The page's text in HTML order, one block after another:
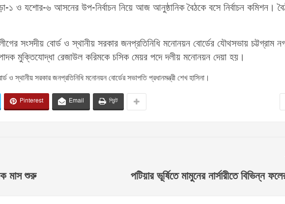
১ ও যশোর-৬ আসনের উপ-নির্বাচন নিয়ে আজ আনুষ্ঠানিক বৈঠকে বসে নির্বাচন কমিশন।
সংসদীয় বোর্ড ও স্থানীয় সরকার জনপ্রতিনিধি মনোনয়ন বোর্ডের যৌথসভায় চট্টগ্রাম
মুক্তিযোদ্ধা রেজাউল করিমকে চসিক মেয়র পদে দলীয় মনোনয়ন দেয়া হয়।
স্থানীয় সরকার জনপ্রতিনিধি মনোনয়ন বোর্ডের সভাপতি প্রধানমন্ত্রী শেখ হাসিনা।
Pinterest Email প্রিন্ট
মাস শুরু পটিয়ার ভূর্ষিতে মামুনের নার্সারীতে বিভিন্ন